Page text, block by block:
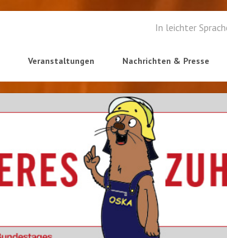
Veranstaltungen Nachrichten & Presse
In leichter